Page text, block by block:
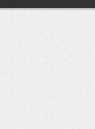
プ